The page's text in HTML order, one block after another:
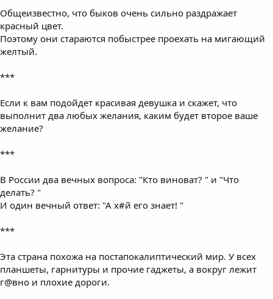
Общеизвестно, что быков очень сильно раздражает
красный цвет.
Поэтому они стараются побыстрее проехать на мигающий
желтый.
***
Если к вам подойдет красивая девушка и скажет, что
выполнит два любых желания, каким будет второе ваше
желание?
***
В России два вечных вопроса: "Кто виноват? " и "Что
делать? "
И один вечный ответ: "А х#й его знает! "
***
Эта страна похожа на постапокалиптический мир. У всех
планшеты, гарнитуры и прочие гаджеты, а вокруг лежит
г@вно и плохие дороги.